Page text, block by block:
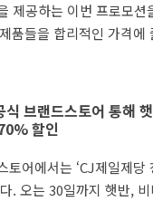
제공하는 이번 프로모션
품들을 합리적인 가격에
브랜드스토어 통해
할인
토어에서는 ‘CJ제일제당
. 오는 30일까지 햇반,